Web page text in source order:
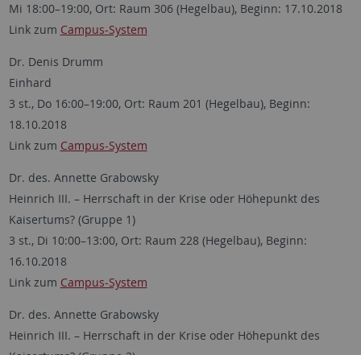
Mi 18:00–19:00, Ort: Raum 306 (Hegelbau), Beginn: 17.10.2018
Link zum Campus-System
Dr. Denis Drumm
Einhard
3 st., Do 16:00–19:00, Ort: Raum 201 (Hegelbau), Beginn:
18.10.2018
Link zum Campus-System
Dr. des. Annette Grabowsky
Heinrich III. – Herrschaft in der Krise oder Höhepunkt des
Kaisertums? (Gruppe 1)
3 st., Di 10:00–13:00, Ort: Raum 228 (Hegelbau), Beginn:
16.10.2018
Link zum Campus-System
Dr. des. Annette Grabowsky
Heinrich III. – Herrschaft in der Krise oder Höhepunkt des